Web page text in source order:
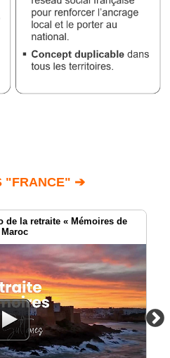
"FRANCE" ➔
de la retraite « Mémoires de